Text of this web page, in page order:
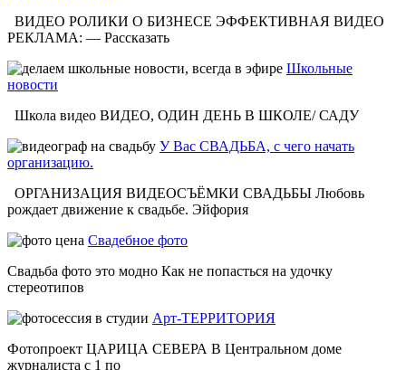
ВИДЕО РОЛИКИ О БИЗНЕСЕ ЭФФЕКТИВНАЯ ВИДЕО
РЕКЛАМА: — Рассказать
Школьные
новости
Школа видео ВИДЕО, ОДИН ДЕНЬ В ШКОЛЕ/ САДУ
У Вас СВАДЬБА, с чего начать
организацию.
ОРГАНИЗАЦИЯ ВИДЕОСЪЁМКИ СВАДЬБЫ Любовь
рождает движение к свадьбе. Эйфория
Свадебное фото
Свадьба фото это модно Как не попасться на удочку
стереотипов
Арт-ТЕРРИТОРИЯ
Фотопроект ЦАРИЦА СЕВЕРА В Центральном доме
журналиста с 1 по